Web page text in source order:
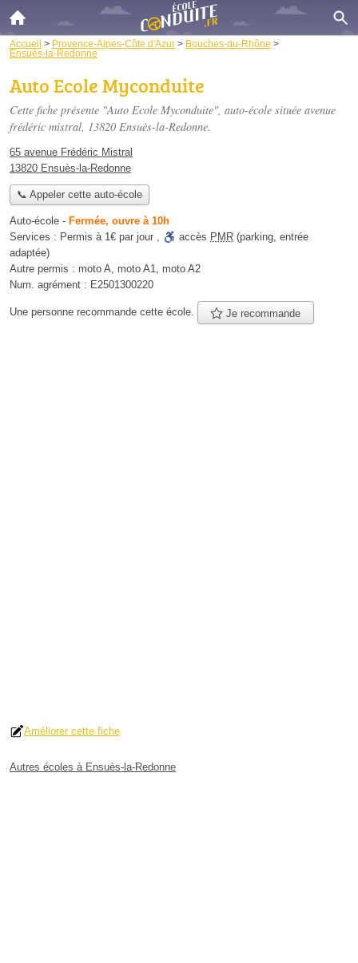
Accueil > Provence-Alpes-Côte d'Azur > Bouches-du-Rhône >
Ensuès-la-Redonne
Auto Ecole Myconduite
Cette fiche présente "Auto Ecole Myconduite", auto-école située avenue
frédéric mistral, 13820 Ensuès-la-Redonne.
65 avenue Frédéric Mistral
13820 Ensuès-la-Redonne
📞 Appeler cette auto-école
Auto-école - Fermée, ouvre à 10h
Services : Permis à 1€ par jour , accès PMR (parking, entrée
adaptée)
Autre permis : moto A, moto A1, moto A2
Num. agrément : E2501300220
Une personne recommande cette école. Je recommande
Améliorer cette fiche
Autres écoles à Ensuès-la-Redonne